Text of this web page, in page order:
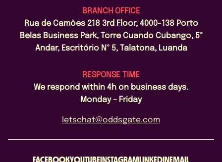
BRANCH OFFICE
Rua de Camões 218 3rd Floor, 4000-138 Porto
Belas Business Park, Torre Cuando Cubango, 5º
Andar, Escritório Nº 5, Talatona, Luanda
RESPONSE TIME
We respond within 4h on business days.
Monday – Friday
letschat@oddsgate.com
FACEBOOKYOUTUBE INSTAGRAMLINKEDIN EMAIL